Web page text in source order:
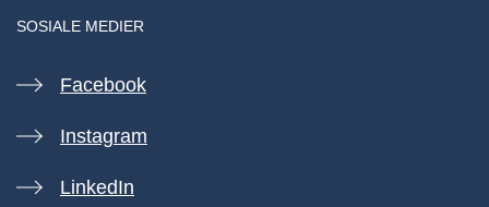
SOSIALE MEDIER
Facebook
Instagram
LinkedIn